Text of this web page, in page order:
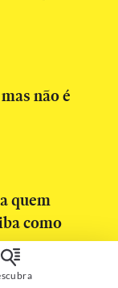
não é
quem
como